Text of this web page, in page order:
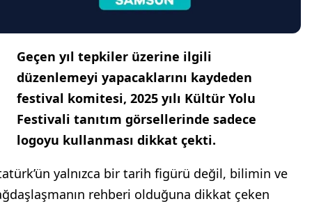
Geçen yıl tepkiler üzerine ilgili
düzenlemeyi yapacaklarını kaydeden
festival komitesi, 2025 yılı Kültür Yolu
Festivali tanıtım görsellerinde sadece
logoyu kullanması dikkat çekti.
yalnızca bir tarih figürü değil, bilimin ve
rehberi olduğuna dikkat çeken